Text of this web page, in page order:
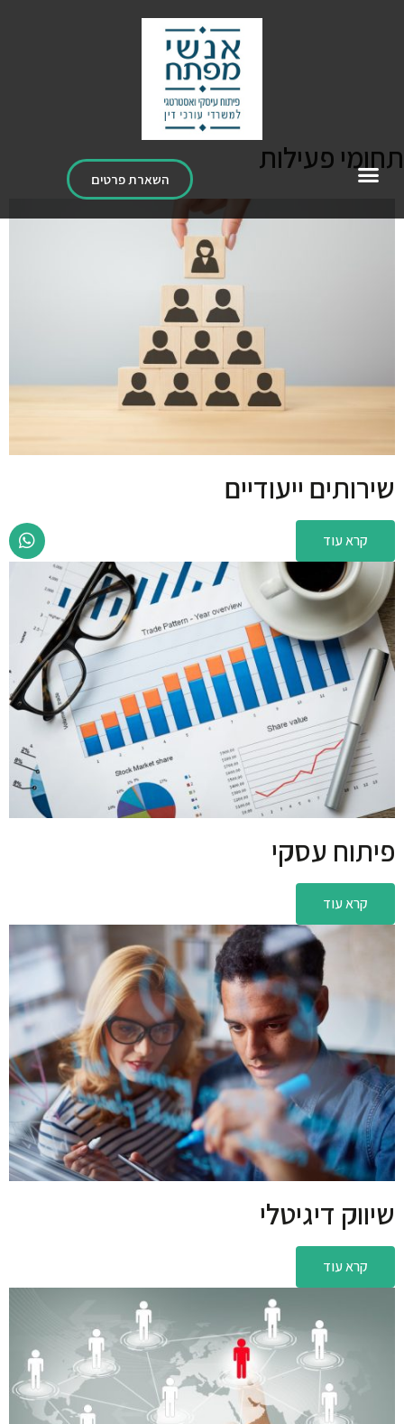
השארת פרטים
תחומי פעילות
שירותים ייעודיים
קרא עוד
פיתוח עסקי
קרא עוד
שיווק דיגיטלי
קרא עוד